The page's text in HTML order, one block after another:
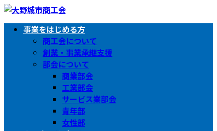
コ
ン
ナ
ビ
事業をはじめる方
商工会について
創業・事業承継支援
部会について
商業部会
工業部会
サービス業部会
青年部
女性部